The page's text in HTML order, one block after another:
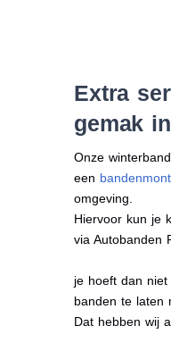
Extra
gemak
Onze
een
omgeving.
Hiervoor kun je
via Autobanden
je hoeft dan
banden te laten
Dat hebben wij